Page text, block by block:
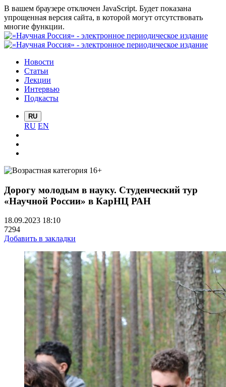
В вашем браузере отключен JavaScript. Будет показана
упрощенная версия сайта, в которой могут отсутствовать
многие функции.
Новости
Статьи
Лекции
Интервью
Подкасты
RU
RU EN
Дорогу молодым в науку. Студенческий тур
«Научной России» в КарНЦ РАН
18.09.2023 18:10
7294
Добавить в закладки